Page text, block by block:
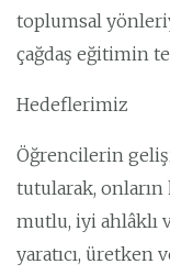
toplumsal
çağdaş eğitimin
Hedeflerimiz
Öğrencilerin
tutularak, onların
mutlu, iyi ahlâklı
yaratıcı, üretken